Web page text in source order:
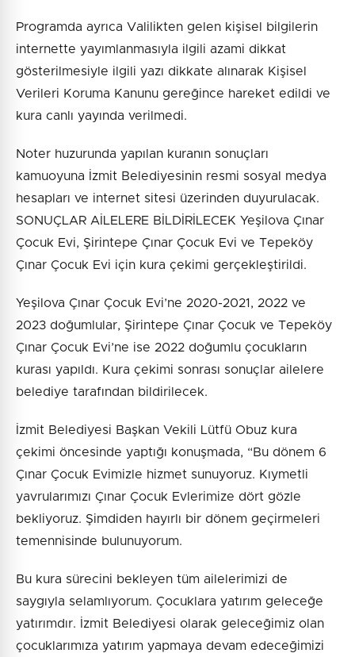
Programda ayrıca Valilikten gelen kişisel bilgilerin
internette yayımlanmasıyla ilgili azami dikkat
gösterilmesiyle ilgili yazı dikkate alınarak Kişisel
Verileri Koruma Kanunu gereğince hareket edildi ve
kura canlı yayında verilmedi.
Noter huzurunda yapılan kuranın sonuçları
kamuoyuna İzmit Belediyesinin resmi sosyal medya
hesapları ve internet sitesi üzerinden duyurulacak.
SONUÇLAR AİLELERE BİLDİRİLECEK Yeşilova Çınar
Çocuk Evi, Şirintepe Çınar Çocuk Evi ve Tepeköy
Çınar Çocuk Evi için kura çekimi gerçekleştirildi.
Yeşilova Çınar Çocuk Evi’ne 2020-2021, 2022 ve
2023 doğumlular, Şirintepe Çınar Çocuk ve Tepeköy
Çınar Çocuk Evi’ne ise 2022 doğumlu çocukların
kurası yapıldı. Kura çekimi sonrası sonuçlar ailelere
belediye tarafından bildirilecek.
İzmit Belediyesi Başkan Vekili Lütfü Obuz kura
çekimi öncesinde yaptığı konuşmada, “Bu dönem 6
Çınar Çocuk Evimizle hizmet sunuyoruz. Kıymetli
yavrularımızı Çınar Çocuk Evlerimize dört gözle
bekliyoruz. Şimdiden hayırlı bir dönem geçirmeleri
temennisinde bulunuyorum.
Bu kura sürecini bekleyen tüm ailelerimizi de
saygıyla selamlıyorum. Çocuklara yatırım geleceğe
yatırımdır. İzmit Belediyesi olarak geleceğimiz olan
çocuklarımıza yatırım yapmaya devam edeceğimizi